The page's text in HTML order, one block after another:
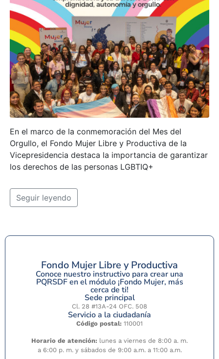
En el marco de la conmemoración del Mes del
Orgullo, el Fondo Mujer Libre y Productiva de la
Vicepresidencia destaca la importancia de garantizar
los derechos de las personas LGBTIQ+
Seguir leyendo
Fondo Mujer Libre y Productiva
Conoce nuestro instructivo para crear una
PQRSDF en el módulo ¡Fondo Mujer, más
cerca de ti!
Sede principal
Cl. 28 #13A-24 OFC. 508
Servicio a la ciudadanía
Código postal: 110001
Horario de atención: lunes a viernes de 8:00 a. m.
a 6:00 p. m. y sábados de 9:00 a.m. a 11:00 a.m.
Canales de servicio
Peticiones, Quejas,
Reclamos, Sugerencias,
Denuncias y Felicitaciones
(PQRSDF)
Whatsapp:
300 9163936
Instagram:
@fondomujer
Facebook:
Fondo Mujer Libre y
Productiva